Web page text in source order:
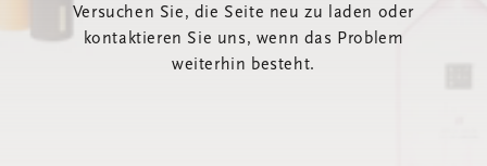
Versuchen Sie, die Seite neu zu laden oder
kontaktieren Sie uns, wenn das Problem
weiterhin besteht.